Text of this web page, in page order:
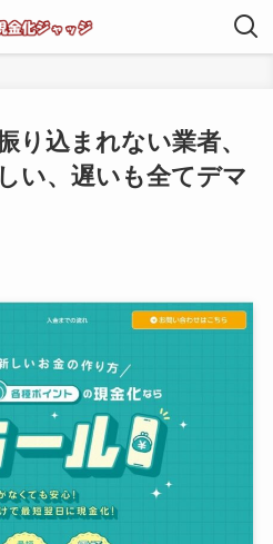
り込まれない業者、
い、遅いも全てデマ